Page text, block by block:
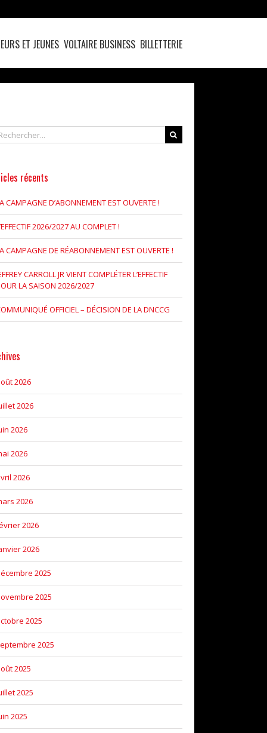
ET JEUNES VOLTAIRE BUSINESS BILLETTERIE
récents
CAMPAGNE D’ABONNEMENT EST OUVERTE !
2026/2027 AU COMPLET !
CAMPAGNE DE RÉABONNEMENT EST OUVERTE !
CARROLL JR VIENT COMPLÉTER L’EFFECTIF
LA SAISON 2026/2027
OFFICIEL – DÉCISION DE LA DNCCG
2026
2026
2026
2026
2026
2026
2026
2026
2025
2025
2025
2025
2025
2025
2025